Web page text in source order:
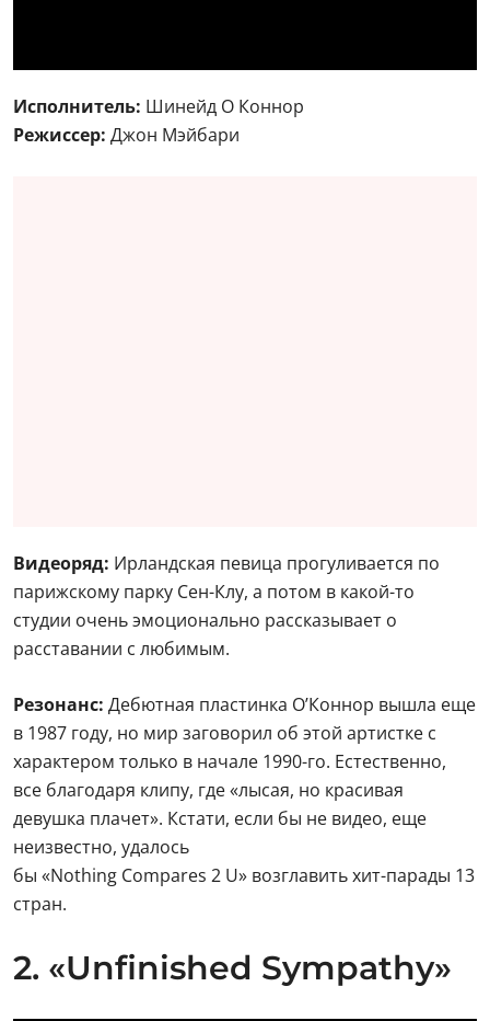
Исполнитель: Шинейд О Коннор
Режиссер: Джон Мэйбари
Видеоряд: Ирландская певица прогуливается по
парижскому парку Сен-Клу, а потом в какой-то
студии очень эмоционально рассказывает о
расставании с любимым.
Резонанс: Дебютная пластинка О’Коннор вышла еще
в 1987 году, но мир заговорил об этой артистке с
характером только в начале 1990-го. Естественно,
все благодаря клипу, где «лысая, но красивая
девушка плачет». Кстати, если бы не видео, еще
неизвестно, удалось
бы «Nothing Compares 2 U» возглавить хит-парады 13
стран.
2. «Unfinished Sympathy»